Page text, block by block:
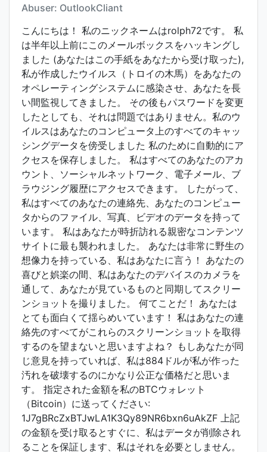
Abuser: OutlookCliant
こんにちは！ 私のニックネームはrolph72です。 私
は半年以上前にこのメールボックスをハッキングし
ました (あなたはこの手紙をあなたから受け取った),
私が作成したウイルス（トロイの木馬）をあなたの
オペレーティングシステムに感染させ、あなたを長
い間監視してきました。 その後もパスワードを変更
したとしても、それは問題ではありません。私のウ
イルスはあなたのコンピュータ上のすべてのキャッ
シングデータを傍受しました 私のために自動的にア
クセスを保存しました。 私はすべてのあなたのアカ
ウント、ソーシャルネットワーク、電子メール、ブ
ラウジング履歴にアクセスできます。 したがって、
私はすべてのあなたの連絡先、あなたのコンピュー
タからのファイル、写真、ビデオのデータを持って
います。 私はあなたが時折訪れる親密なコンテンツ
サイトに最も襲われました。 あなたは非常に野生の
想像力を持っている、私はあなたに言う！ あなたの
喜びと娯楽の間、私はあなたのデバイスのカメラを
通して、あなたが見ているものと同期してスクリー
ンショットを撮りました。 何てことだ！ あなたは
とても面白くて揺らめいています！ 私はあなたの連
絡先のすべてがこれらのスクリーンショットを取得
するのを望まないと思いますよね？ もしあなたが同
じ意見を持っていれば、私は884ドルが私が作った
汚れを破壊するのにかなり公正な価格だと思いま
す。 指定された金額を私のBTCウォレット
（Bitcoin）に送ってください:
1J7gBRcZxBTJwLA1K3Qy89NR6bxn6uAkZF 上記
の金額を受け取るとすぐに、私はデータが削除され
ることを保証します、私はそれを必要としません。